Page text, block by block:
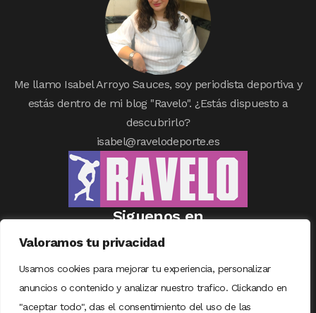
Valoramos tu privacidad
Usamos cookies para mejorar tu experiencia, personalizar
anuncios o contenido y analizar nuestro trafico. Clickando en
"aceptar todo", das el consentimiento del uso de las
Me llamo Isabel Arroyo Sauces, soy periodista deportiva y
estás dentro de mi blog "Ravelo". ¿Estás dispuesto a
descubrirlo?
isabel@ravelodeporte.es
Siguenos en